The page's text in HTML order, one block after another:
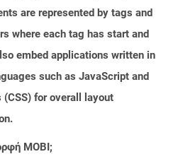
are represented by tags and
where each tag has start and
embed applications written in
such as JavaScript and
(CSS) for overall layout
MOBI;